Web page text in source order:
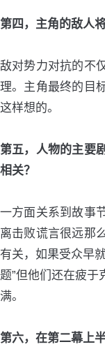
第四，主角的敌人
敌对势力对抗的不
理。主角最终的目
这样想的。
第五，人物的主要
相关？
一方面关系到故事
离击败谎言很远那
有关，如果受众早
题”但他们还在疲于
满。
第六，在第二幕上